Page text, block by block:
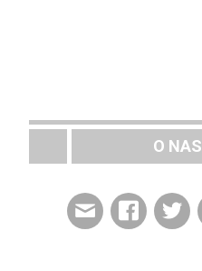
O NAS